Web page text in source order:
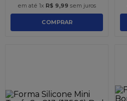
em até 1x R$ 9,99 sem juros
COMPRAR